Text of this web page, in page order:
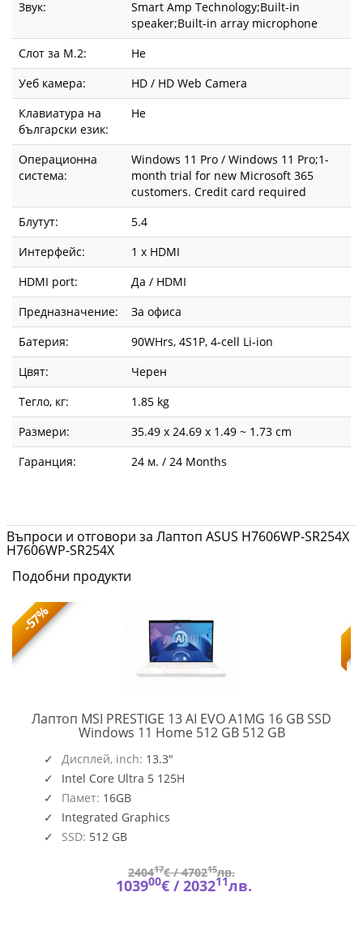
Звук:
Smart Amp Technology;Built-in
speaker;Built-in array microphone
Слот за М.2:
Не
Уеб камера:
HD / HD Web Camera
Клавиатура на
български език:
Не
Операционна
система:
Windows 11 Pro / Windows 11 Pro;1-
month trial for new Microsoft 365
customers. Credit card required
Блутут:
5.4
Интерфейс:
1 x HDMI
HDMI port:
Да / HDMI
Предназначение:
За офиса
Батерия:
90WHrs, 4S1P, 4-cell Li-ion
Цвят:
Черен
Тегло, кг:
1.85 kg
Размери:
35.49 x 24.69 x 1.49 ~ 1.73 cm
Гаранция:
24 м. / 24 Months
Въпроси и отговори за Лаптоп ASUS H7606WP-SR254X
H7606WP-SR254X
Подобни продукти
-57%
Лаптоп MSI PRESTIGE 13 AI EVO A1MG 16 GB SSD
Windows 11 Home 512 GB 512 GBPRESTIGE
Дисплей, inch: 13.3"
Intel Core Ultra 5 125H
Памет: 16GB
Integrated Graphics
SSD: 512 GB
240417€ /470215лв.
103900€ /203211лв.